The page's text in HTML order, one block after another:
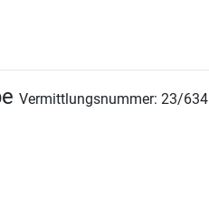
Vermittlungsnummer: 23/634